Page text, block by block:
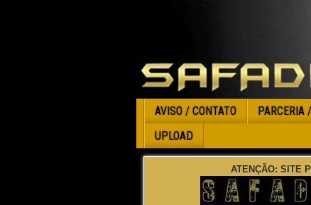
AVISO / CONTATO PARCERIA
UPLOAD
ATENÇÃO: SITE